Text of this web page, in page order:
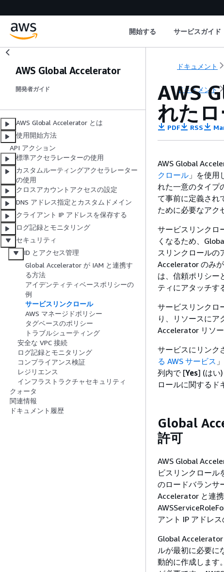
開始する サービスガイド
AWS Global Accelerator
開発者ガイド
AWS Global Accelerator とは
使用開始方法
API アクション
標準アクセラレーターの使用
カスタムルーティングアクセラレーター
の使用
クロスアカウントアクセスの設定
DNS アドレス指定とカスタムドメイン
クライアント IP アドレスを保存する
ログ記録とモニタリング
セキュリティ
ID とアクセス管理
Global Accelerator が IAM と連携す
る方法
アイデンティティベースポリシーの
例
サービスリンクロール
AWS マネージドポリシー
タグベースのポリシー
トラブルシューティング
安全な VPC 接続
ログ記録とモニタリング
コンプライアンス検証
レジリエンス
インフラストラクチャセキュリティ
クォータ
関連情報
ドキュメント履歴
ドキュメント
ドキュメント
AWS
れた
PDF RSS
AWS Global
クロール 」を使
れた一意のタイプ
て事前に定義され
ために必要なアク
サービスリンクロ
くなるため、
スリンクロールの
Accelerator のみ
は、信頼ポリシー
ティにアタッチす
サービスリンクロ
り、リソースにア
Accelerator リソー
サービスにリンク
る AWS サービス
列内で [Yes] (はい
ロールに関するド
Global
許可
AWS Global
ビスリンクロール
のロードバランサ
Accelerator と連
アント IP アドレ
Global
ルが最初に必要に
動的に作成します